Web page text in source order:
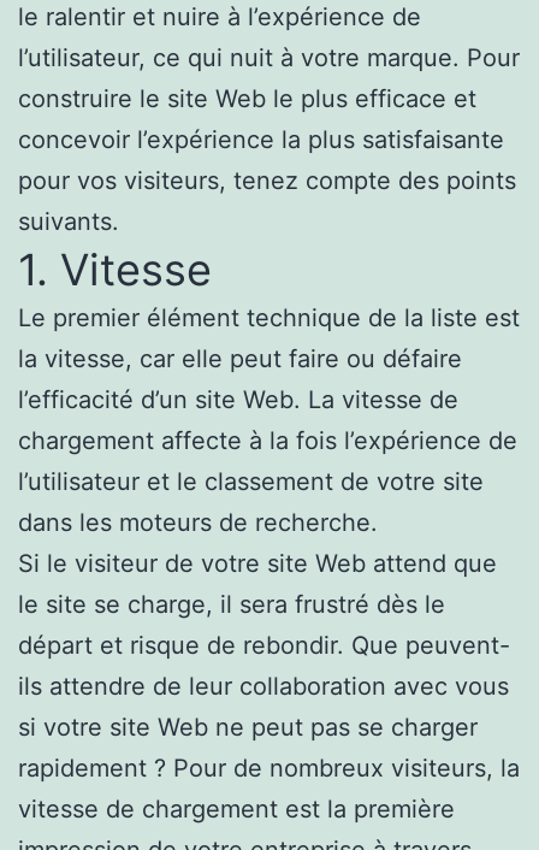
le ralentir et nuire à l’expérience de
l’utilisateur, ce qui nuit à votre marque. Pour
construire le site Web le plus efficace et
concevoir l’expérience la plus satisfaisante
pour vos visiteurs, tenez compte des points
suivants.
1. Vitesse
Le premier élément technique de la liste est
la vitesse, car elle peut faire ou défaire
l’efficacité d’un site Web. La vitesse de
chargement affecte à la fois l’expérience de
l’utilisateur et le classement de votre site
dans les moteurs de recherche.
Si le visiteur de votre site Web attend que
le site se charge, il sera frustré dès le
départ et risque de rebondir. Que peuvent-
ils attendre de leur collaboration avec vous
si votre site Web ne peut pas se charger
rapidement ? Pour de nombreux visiteurs, la
vitesse de chargement est la première